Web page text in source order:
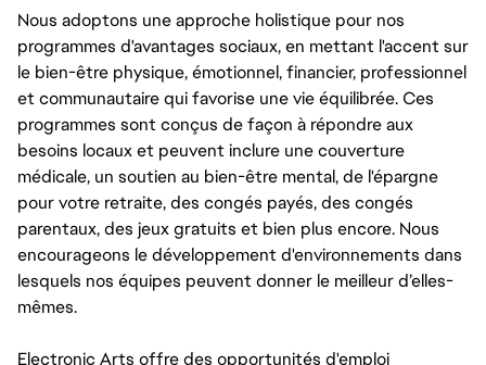
Nous adoptons une approche holistique pour nos
programmes d'avantages sociaux, en mettant l'accent sur
le bien-être physique, émotionnel, financier, professionnel
et communautaire qui favorise une vie équilibrée. Ces
programmes sont conçus de façon à répondre aux
besoins locaux et peuvent inclure une couverture
médicale, un soutien au bien-être mental, de l'épargne
pour votre retraite, des congés payés, des congés
parentaux, des jeux gratuits et bien plus encore. Nous
encourageons le développement d'environnements dans
lesquels nos équipes peuvent donner le meilleur d’elles-
mêmes.
Electronic Arts offre des opportunités d'emploi